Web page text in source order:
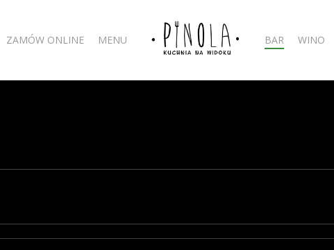
ZAMÓW ONLINE MENU BAR WINO